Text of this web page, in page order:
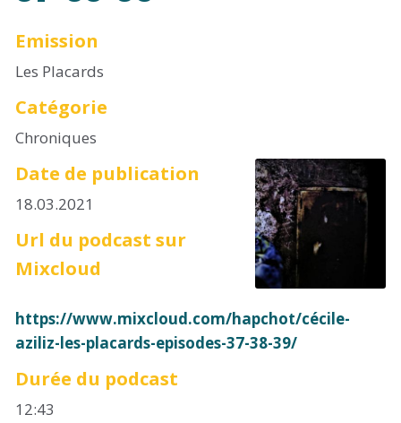
Emission
Les Placards
Catégorie
Chroniques
Date de publication
18.03.2021
Url du podcast sur
Mixcloud
https://www.mixcloud.com/hapchot/cécile-
aziliz-les-placards-episodes-37-38-39/
Durée du podcast
12:43